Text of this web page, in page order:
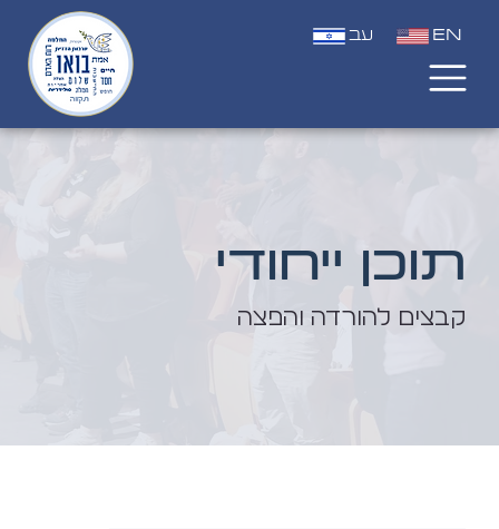
עב EN
תוכן ייחודי
קבצים להורדה והפצה